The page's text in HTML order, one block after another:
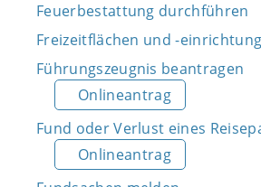
Feuerbestattung durchführen
Freizeitflächen und -
Führungszeugnis beantragen
Onlineantrag
Fund oder Verlust eines
Onlineantrag